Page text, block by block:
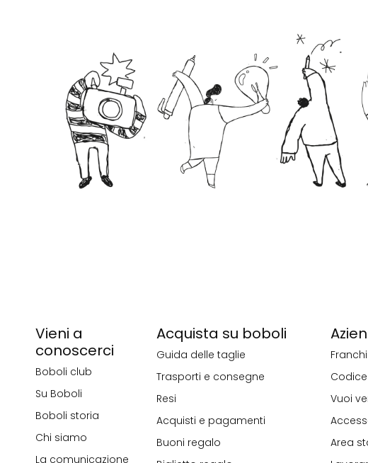
Vieni a
conoscerci
Boboli club
Su Boboli
Boboli storia
Chi siamo
La comunicazione
Acquista su boboli
Guida delle taglie
Trasporti e consegne
Resi
Acquisti e pagamenti
Buoni regalo
Vuoi
Area